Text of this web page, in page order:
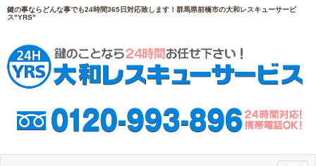
鍵の事ならどんな事でも24時間365日対応致します！群馬県前橋市の大和レスキューサービ
ス"YRS"